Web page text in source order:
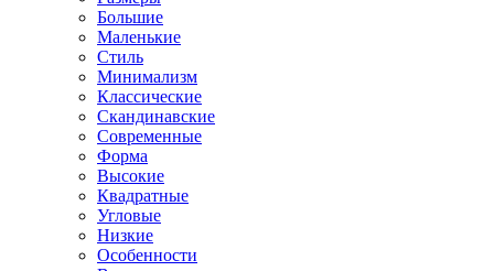
Большие
Маленькие
Стиль
Минимализм
Классические
Скандинавские
Современные
Форма
Высокие
Квадратные
Угловые
Низкие
Особенности